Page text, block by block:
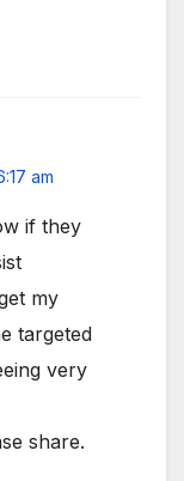
am
if they
my
targeted
very
share.